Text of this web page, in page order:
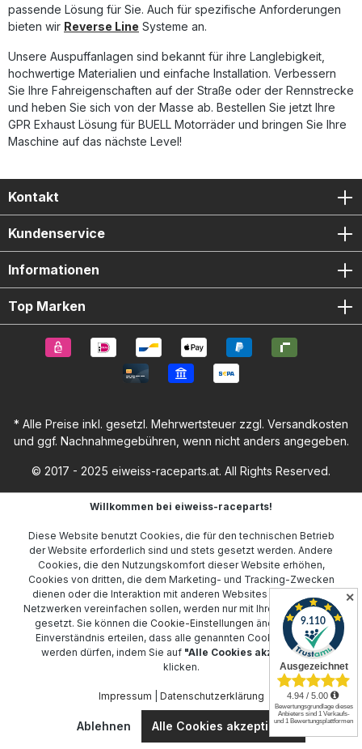
passende Lösung für Sie. Auch für spezifische Anforderungen
bieten wir Reverse Line Systeme an.
Unsere Auspuffanlagen sind bekannt für ihre Langlebigkeit,
hochwertige Materialien und einfache Installation. Verbessern
Sie Ihre Fahreigenschaften auf der Straße oder der Rennstrecke
und heben Sie sich von der Masse ab. Bestellen Sie jetzt Ihre
GPR Exhaust Lösung für BUELL Motorräder und bringen Sie Ihre
Maschine auf das nächste Level!
Kontakt
Kundenservice
Informationen
Top Marken
* Alle Preise inkl. gesetzl. Mehrwertsteuer zzgl. Versandkosten
und ggf. Nachnahmegebühren, wenn nicht anders angegeben.
© 2017 - 2025 eiweiss-raceparts.at. All Rights Reserved.
Willkommen bei eiweiss-raceparts!
Diese Website benutzt Cookies, die für den technischen Betrieb
der Website erforderlich sind und stets gesetzt werden. Andere
Cookies, die den Nutzungskomfort dieser Website erhöhen,
Cookies von dritten, die dem Marketing- und Tracking-Zwecken
dienen oder die Interaktion mit anderen Websites und sozialen
Netzwerken vereinfachen sollen, werden nur mit Ihrer Zustimmung
gesetzt. Sie können die Cookie-Einstellungen ändern oder Ihr
Einverständnis erteilen, dass alle genannten Cookies gesetzt
werden dürfen, indem Sie auf "Alle Cookies akzeptieren"
klicken.
Impressum Datenschutzerklärung
Ablehnen Alle Cookies akzeptieren
✕